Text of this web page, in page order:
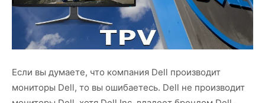
Если вы думаете, что компания Dell производит
мониторы Dell, то вы ошибаетесь. Dell не производит